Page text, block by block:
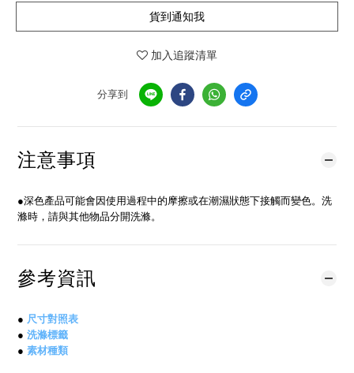
貨到通知我
加入追蹤清單
分享到
注意事項
●深色產品可能會因使用過程中的摩擦或在潮濕狀態下接觸而變色。洗
滌時，請與其他物品分開洗滌。
參考資訊
● 尺寸對照表
● 洗滌標籤
● 素材種類